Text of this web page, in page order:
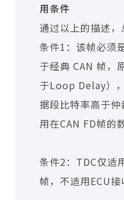
用条件
通过以上的描述，
条件1：该帧必须
于经典 CAN 帧
于Loop Delay）
据段比特率高于
用在CAN FD帧的
条件2：TDC仅适
帧，不适用ECU接